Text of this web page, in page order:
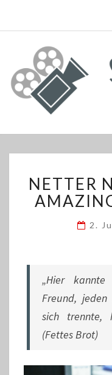
NETTER
2.
„Hier
Freund,
sich trennte,
(Fettes Brot)